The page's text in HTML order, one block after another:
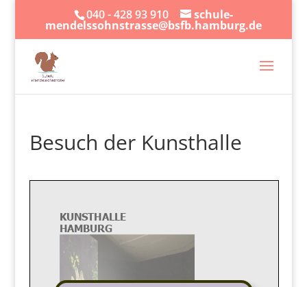
040 - 428 93 910 schule-
mendelssohnstrasse@bsfb.hamburg.de
Besuch der Kunsthalle